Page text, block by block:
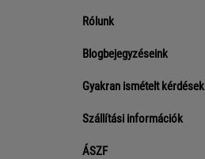
Rólunk
Blogbejegyzéseink
Gyakran ismételt kérdések
Szállítási információk
ÁSZF